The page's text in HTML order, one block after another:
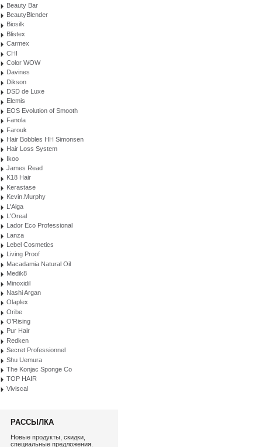
Beauty Bar
BeautyBlender
Biosilk
Blistex
Carmex
CHI
Color WOW
Davines
Dikson
DSD de Luxe
Elemis
EOS Evolution of Smooth
Fanola
Farouk
Hair Bobbles HH Simonsen
Hair Loss System
Ikoo
James Read
K18 Hair
Kerastase
Kevin.Murphy
L'Alga
L'Oreal
Lador Eco Professional
Lanza
Lebel Cosmetics
Living Proof
Macadamia Natural Oil
Medik8
Minoxidil
Nashi Argan
Olaplex
Oribe
O’Rising
Pur Hair
Redken
Secret Professionnel
Shu Uemura
The Konjac Sponge Co
TOP HAIR
Viviscal
РАССЫЛКА
Новые продукты, скидки,
специальные предложения.